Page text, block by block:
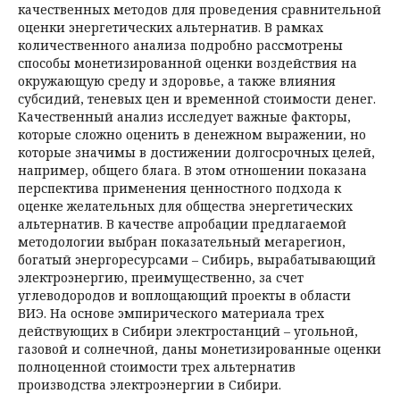
качественных методов для проведения сравнительной
оценки энергетических альтернатив. В рамках
количественного анализа подробно рассмотрены
способы монетизированной оценки воздействия на
окружающую среду и здоровье, а также влияния
субсидий, теневых цен и временной стоимости денег.
Качественный анализ исследует важные факторы,
которые сложно оценить в денежном выражении, но
которые значимы в достижении долгосрочных целей,
например, общего блага. В этом отношении показана
перспектива применения ценностного подхода к
оценке желательных для общества энергетических
альтернатив. В качестве апробации предлагаемой
методологии выбран показательный мегарегион,
богатый энергоресурсами – Сибирь, вырабатывающий
электроэнергию, преимущественно, за счет
углеводородов и вопло­щающий проекты в области
ВИЭ. На основе эмпирического материала трех
действующих в Сибири электростанций – угольной,
газовой и солнечной, даны монетизированные оценки
полноценной стоимости трех альтернатив
производства электроэнергии в Сибири.